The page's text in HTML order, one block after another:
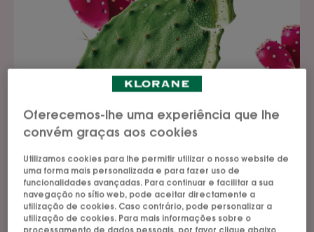
Oferecemos-lhe uma experiência que lhe
convém graças aos cookies
Utilizamos cookies para lhe permitir utilizar o nosso website de
uma forma mais personalizada e para fazer uso de
funcionalidades avançadas. Para continuar e facilitar a sua
navegação no sítio web, pode aceitar directamente a
utilização de cookies. Caso contrário, pode personalizar a
utilização de cookies. Para mais informações sobre o